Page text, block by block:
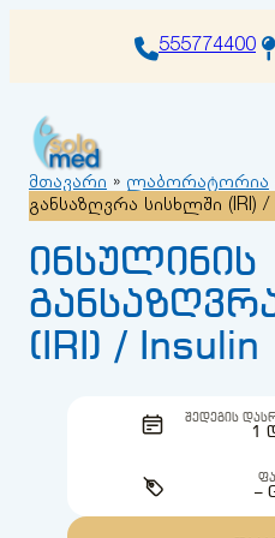
555774400
მთავარი » ლაბორატორია
განსაზღვრა სისხლში (IRI) /
ინსულინის
(IRI) / Insulin
ᲨᲔᲓᲔᲒᲘᲡ
1
–